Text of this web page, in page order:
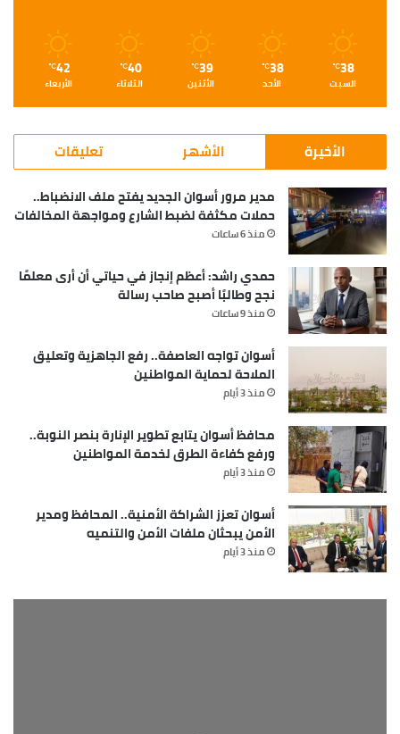
38
℃
السبت
38
℃
الأحد
39
℃
الأثنين
40
℃
الثلاثاء
42
℃
الأربعاء
الأخيرة الأشهر تعليقات
مدير مرور أسوان الجديد يفتح ملف الانضباط..
حملات مكثفة لضبط الشارع ومواجهة المخالفات
منذ 6 ساعات
حمدي راشد: أعظم إنجاز في حياتي أن أرى معلمًا
نجح وطالبًا أصبح صاحب رسالة
منذ 9 ساعات
أسوان تواجه العاصفة.. رفع الجاهزية وتعليق
الملاحة لحماية المواطنين
منذ 3 أيام
محافظ أسوان يتابع تطوير الإنارة بنصر النوبة..
ورفع كفاءة الطرق لخدمة المواطنين
منذ 3 أيام
أسوان تعزز الشراكة الأمنية.. المحافظ ومدير
الأمن يبحثان ملفات الأمن والتنميه
منذ 3 أيام